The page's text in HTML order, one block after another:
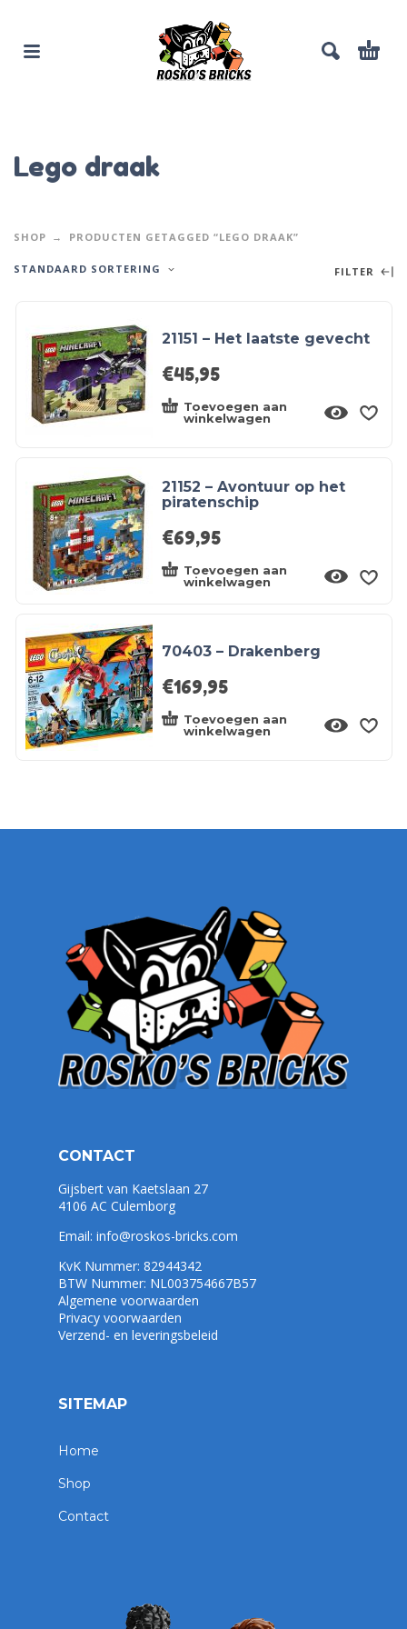
Lego draak
SHOP PRODUCTEN GETAGGED “LEGO DRAAK”
STANDAARD SORTERING FILTER
21151 – Het laatste gevecht
€45,95
Toevoegen aan
winkelwagen
21152 – Avontuur op het
piratenschip
€69,95
Toevoegen aan
winkelwagen
70403 – Drakenberg
€169,95
Toevoegen aan
winkelwagen
CONTACT
Gijsbert van Kaetslaan 27
4106 AC Culemborg
Email: info@roskos-bricks.com
KvK Nummer: 82944342
BTW Nummer: NL003754667B57
Algemene voorwaarden
Privacy voorwaarden
Verzend- en leveringsbeleid
SITEMAP
Home
Shop
Contact